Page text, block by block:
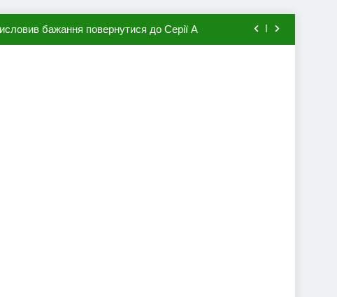
бажання повернутися до Серії А